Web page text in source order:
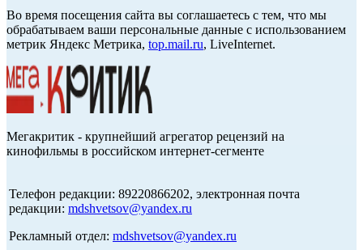
Во время посещения сайта вы соглашаетесь с тем, что мы
обрабатываем ваши персональные данные с использованием
метрик Яндекс Метрика, top.mail.ru, LiveInternet.
Мегакритик - крупнейший агрегатор рецензий на
кинофильмы в российском интернет-сегменте
Телефон редакции: 89220866202, электронная почта
редакции: mdshvetsov@yandex.ru
Рекламный отдел: mdshvetsov@yandex.ru